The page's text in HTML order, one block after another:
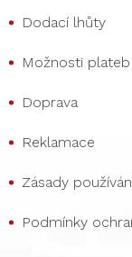
Dodací lhůty
Možnosti plateb
Doprava
Reklamace
Zásady
Podmínky